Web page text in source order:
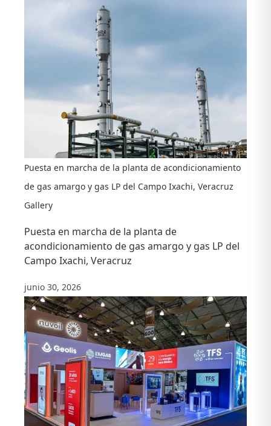
Responsabilidad
Social
Corporativa
CLARES
Puesta en marcha de la planta de acondicionamiento
de gas amargo y gas LP del Campo Ixachi, Veracruz
Gallery
Puesta en marcha de la planta de
acondicionamiento de gas amargo y gas LP del
Campo Ixachi, Veracruz
junio 30, 2026